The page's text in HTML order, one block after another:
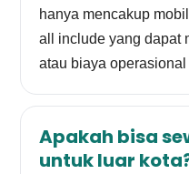
hanya mencakup
all include yang dapat
atau biaya operasional
Apakah bisa
untuk luar